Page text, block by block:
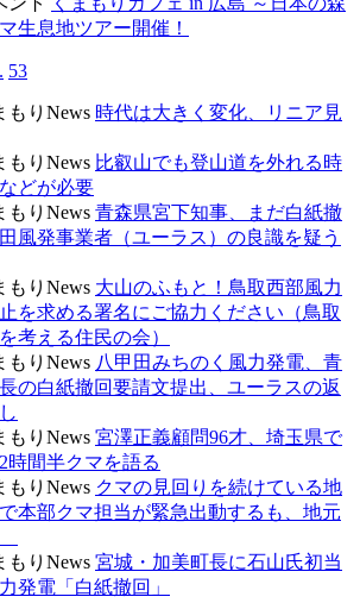
生息地ツアー開催！
53
もりNews 時代は大きく変化、リニア見
もりNews 比叡山でも登山道を外れる時
どが必要
もりNews 青森県宮下知事、まだ白紙撤
風発事業者（ユーラス）の良識を疑う
もりNews 大山のふもと！鳥取西部風力
を求める署名にご協力ください（鳥取
考える住民の会）
もりNews 八甲田みちのく風力発電、青
の白紙撤回要請文提出、ユーラスの返
もりNews 宮澤正義顧問96才、埼玉県で
時間半クマを語る
もりNews クマの見回りを続けている地
本部クマ担当が緊急出動するも、地元
もりNews 宮城・加美町長に石山氏初当
電「白紙撤回」